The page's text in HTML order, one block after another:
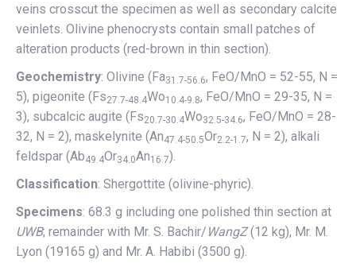
veins crosscut the specimen as well as secondary calcite
veinlets. Olivine phenocrysts contain small patches of
alteration products (red-brown in thin section).
Geochemistry: Olivine (Fa31.7-56.6, FeO/MnO = 52-55, N =
5), pigeonite (Fs27.7-48.4Wo10.4-9.8, FeO/MnO = 29-35, N =
3), subcalcic augite (Fs20.7-30.4Wo32.5-34.6, FeO/MnO = 28-
32, N = 2), maskelynite (An47.4-50.5Or2.2-1.7, N = 2), alkali
feldspar (Ab49.4Or34.0An16.7).
Classification: Shergottite (olivine-phyric).
Specimens: 68.3 g including one polished thin section at
UWB; remainder with Mr. S. Bachir/ WangZ(12 kg), Mr. M.
Lyon (19165 g) and Mr. A. Habibi (3500 g).